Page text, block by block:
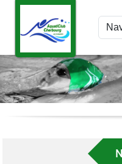
Panneau de gestion des